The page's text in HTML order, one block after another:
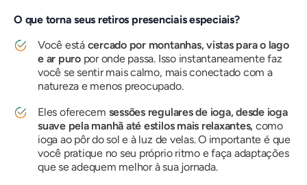
O que torna seus retiros presenciais especiais?
Você está cercado por montanhas, vistas para o lago
e ar puropor onde passa. Isso instantaneamente faz
você se sentir mais calmo, mais conectado com a
natureza e menos preocupado.
Eles oferecem sessões regulares de ioga, desde ioga
suave pela manhã até estilos mais relaxantes, como
ioga ao pôr do sol e à luz de velas. O importante é que
você pratique no seu próprio ritmo e faça adaptações
que se adequem melhor à sua jornada.